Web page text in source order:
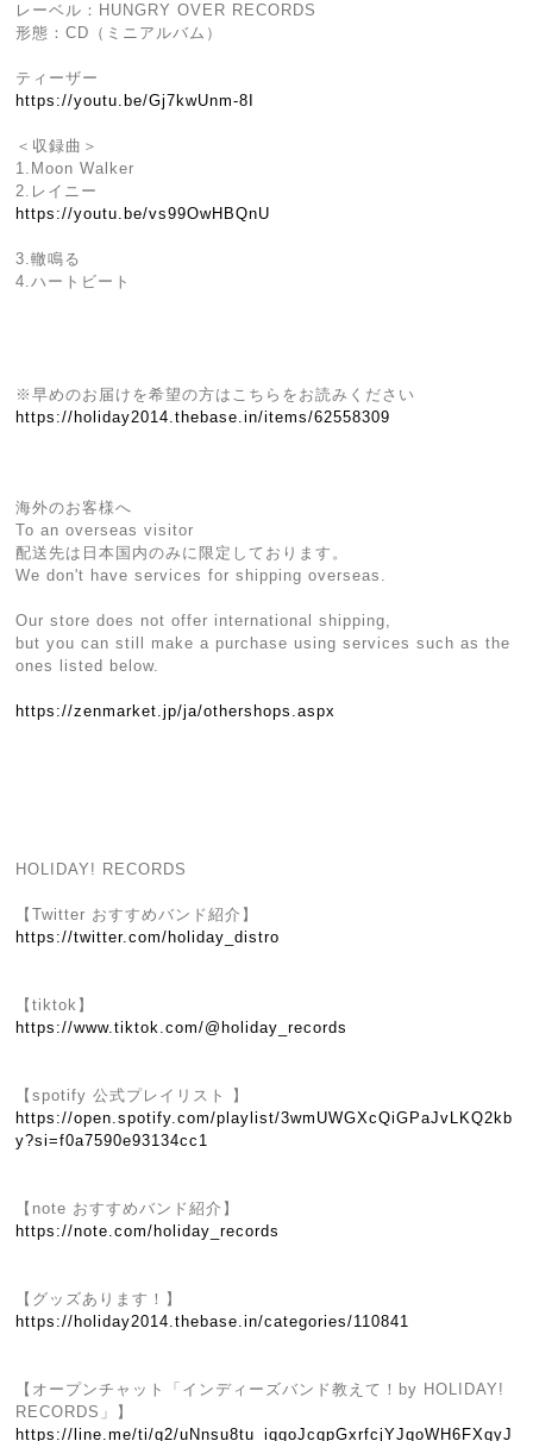
レーベル：HUNGRY OVER RECORDS
形態：CD（ミニアルバム）
ティーザー
https://youtu.be/Gj7kwUnm-8I
＜収録曲＞
1.Moon Walker
2.レイニー
https://youtu.be/vs99OwHBQnU
3.轍鳴る
4.ハートビート
※早めのお届けを希望の方はこちらをお読みください
https://holiday2014.thebase.in/items/62558309
海外のお客様へ
To an overseas visitor
配送先は日本国内のみに限定しております。
We don't have services for shipping overseas.
Our store does not offer international shipping,
but you can still make a purchase using services such as the
ones listed below.
https://zenmarket.jp/ja/othershops.aspx
HOLIDAY! RECORDS
【Twitter おすすめバンド紹介】
https://twitter.com/holiday_distro
【tiktok】
https://www.tiktok.com/@holiday_records
【spotify 公式プレイリスト 】
https://open.spotify.com/playlist/3wmUWGXcQiGPaJvLKQ2kb
y?si=f0a7590e93134cc1
【note おすすめバンド紹介】
https://note.com/holiday_records
【グッズあります！】
https://holiday2014.thebase.in/categories/110841
【オープンチャット「インディーズバンド教えて！by HOLIDAY!
RECORDS」】
https://line.me/ti/g2/uNnsu8tu_iqgoJcqpGxrfcjYJqoWH6FXqyJ